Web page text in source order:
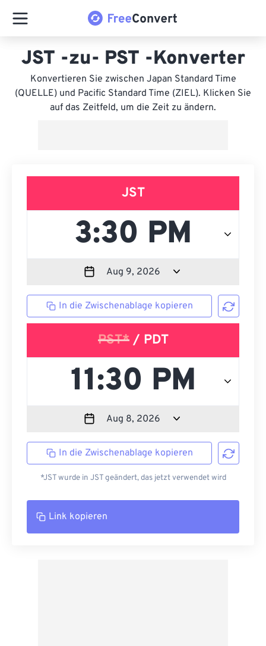
JST -zu- PST -Konverter
Konvertieren Sie zwischen Japan Standard Time
(QUELLE) und Pacific Standard Time (ZIEL). Klicken Sie
auf das Zeitfeld, um die Zeit zu ändern.
JST
In die Zwischenablage kopieren
PST*/ PDT
In die Zwischenablage kopieren
*JST wurde in JST geändert, das jetzt verwendet wird
Link kopieren